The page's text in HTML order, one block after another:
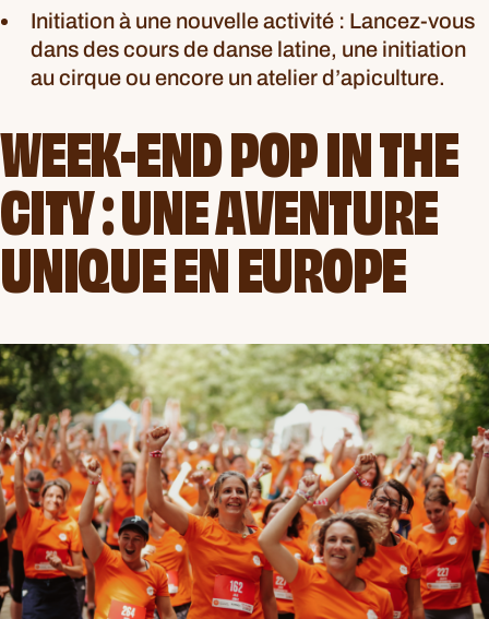
Initiation à une nouvelle activité : Lancez-vous
dans des cours de danse latine, une initiation
au cirque ou encore un atelier d’apiculture.
WEEK-END POP IN THE
CITY : UNE AVENTURE
UNIQUE EN EUROPE